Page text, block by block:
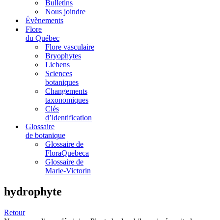
Bulletins
Nous joindre
Évènements
Flore
du Québec
Flore vasculaire
Bryophytes
Lichens
Sciences
botaniques
Changements
taxonomiques
Clés
d’identification
Glossaire
de botanique
Glossaire de
FloraQuebeca
Glossaire de
Marie-Victorin
hydrophyte
Retour